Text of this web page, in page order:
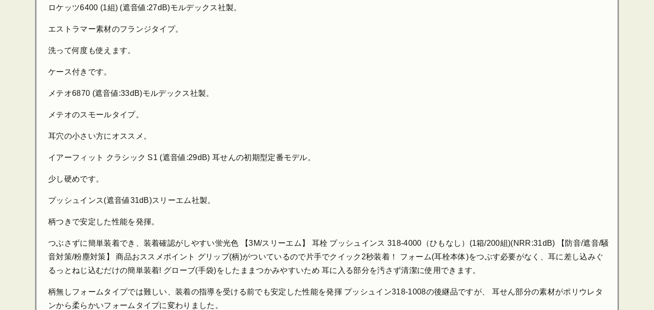
ロケッツ6400 (1組) (遮音値:27dB)モルデックス社製。
エストラマー素材のフランジタイプ。
洗って何度も使えます。
ケース付きです。
メテオ6870 (遮音値:33dB)モルデックス社製。
メテオのスモールタイプ。
耳穴の小さい方にオススメ。
イアーフィット クラシック S1 (遮音値:29dB) 耳せんの初期型定番モデル。
少し硬めです。
プッシュインス(遮音値31dB)スリーエム社製。
柄つきで安定した性能を発揮。
つぶさずに簡単装着でき、装着確認がしやすい蛍光色 【3M/スリーエム】 耳栓 プッシュインス 318-4000（ひもなし）(1箱/200組)(NRR:31dB) 【防音/遮音/騒
音対策/粉塵対策】 商品おススメポイント グリップ(柄)がついているので片手でクイック2秒装着！ フォーム(耳栓本体)をつぶす必要がなく、耳に差し込みぐ
るっとねじ込むだけの簡単装着! グローブ(手袋)をしたままつかみやすいため 耳に入る部分を汚さず清潔に使用できます。
柄無しフォームタイプでは難しい、装着の指導を受ける前でも安定した性能を発揮 プッシュイン318-1008の後継品ですが、 耳せん部分の素材がポリウレタ
ンから柔らかいフォームタイプに変わりました。